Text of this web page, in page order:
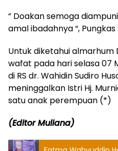
” Doakan semoga
amal ibadahnya “, Pungkas
Untuk diketahui almarhum
wafat pada hari selasa 07
di RS dr. Wahidin Sudiro
meninggalkan Istri Hj.
satu anak perempuan (*)
(Editor Muliana)